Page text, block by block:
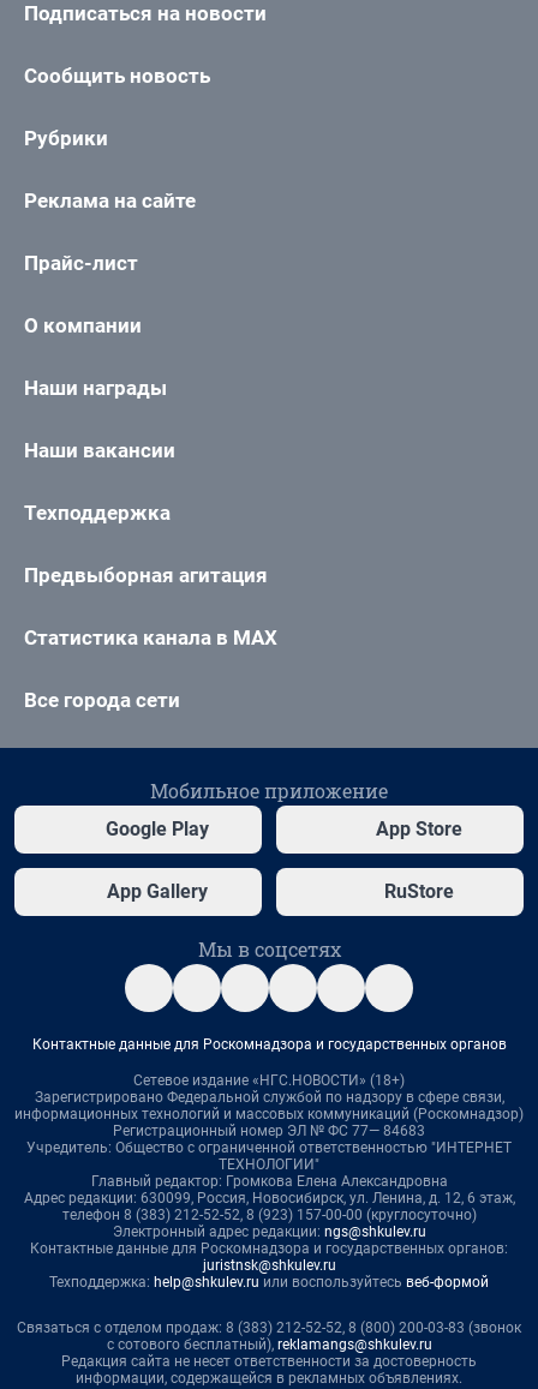
Подписаться на новости
Сообщить новость
Рубрики
Реклама на сайте
Прайс-лист
О компании
Наши награды
Наши вакансии
Техподдержка
Предвыборная агитация
Статистика канала в MAX
Все города сети
Мобильное приложение
Google Play App Store
App Gallery RuStore
Мы в соцсетях
Контактные данные для Роскомнадзора и государственных органов
Сетевое издание «НГС.НОВОСТИ» (18+)
Зарегистрировано Федеральной службой по надзору в сфере связи,
информационных технологий и массовых коммуникаций (Роскомнадзор)
Регистрационный номер ЭЛ № ФС 77— 84683
Учредитель: Общество с ограниченной ответственностью "ИНТЕРНЕТ
ТЕХНОЛОГИИ"
Главный редактор: Громкова Елена Александровна
Адрес редакции: 630099, Россия, Новосибирск, ул. Ленина, д. 12, 6 этаж,
телефон 8 (383) 212-52-52, 8 (923) 157-00-00 (круглосуточно)
Электронный адрес редакции: ngs@shkulev.ru
Контактные данные для Роскомнадзора и государственных органов:
juristnsk@shkulev.ru
Техподдержка: help@shkulev.ru или воспользуйтесь веб-формой
Связаться с отделом продаж: 8 (383) 212-52-52, 8 (800) 200-03-83 (звонок
с сотового бесплатный), reklamangs@shkulev.ru
Редакция сайта не несет ответственности за достоверность
информации, содержащейся в рекламных объявлениях.